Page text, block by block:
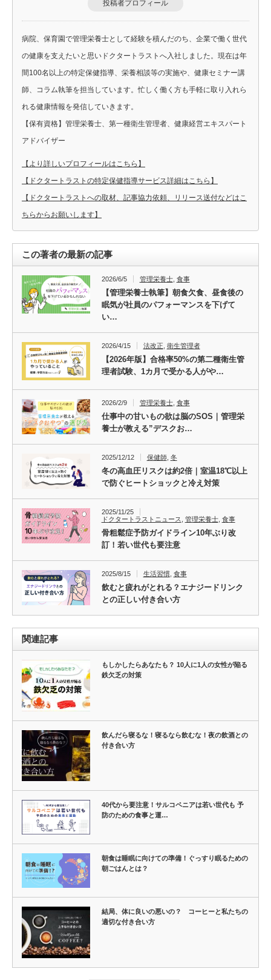
投稿者プロフィール
病院、保育園で管理栄養士として経験を積んだのち、企業で働く世代
の健康を支えたいと思いドクタートラストへ入社しました。現在は年
間100名以上の特定保健指導、栄養相談等の実施や、健康セミナー講
師、コラム執筆を担当しています。忙しく働く方も手軽に取り入れら
れる健康情報を発信していきます。
【保有資格】管理栄養士、第一種衛生管理者、健康経営エキスパート
アドバイザー
【より詳しいプロフィールはこちら】
【ドクタートラストの特定保健指導サービス詳細はこちら】
【ドクタートラストへの取材、記事協力依頼、リリース送付などはこ
ちらからお願いします】
この著者の最新の記事
2026/6/5 管理栄養士, 食事
【管理栄養士執筆】朝食欠食、昼食後の
眠気が社員のパフォーマンスを下げて
い…
2026/4/15 法改正 衛生管理者
【2026年版】合格率50%の第二種衛生管
理者試験、1カ月で受かる人がや…
2026/2/9 管理栄養士, 食事
仕事中の甘いもの欲は脳のSOS｜管理栄
養士が教える”デスクお…
2025/12/12 保健師, 冬
冬の高血圧リスクは約2倍｜室温18℃以上
で防ぐヒートショックと冷え対策
2025/11/25
ドクタートラストニュース, 管理栄養士, 食事
骨粗鬆症予防ガイドライン10年ぶり改
訂！若い世代も要注意
2025/8/15 生活習慣, 食事
飲むと疲れがとれる？エナジードリンク
との正しい付き合い方
関連記事
もしかしたらあなたも？ 10人に1人の女性が陥る
鉄欠乏の対策
飲んだら寝るな！寝るなら飲むな！夜の飲酒との
付き合い方
40代から要注意！サルコペニアは若い世代も 予
防のための食事と運…
朝食は睡眠に向けての準備！ぐっすり眠るための
朝ごはんとは？
結局、体に良いの悪いの？ コーヒーと私たちの
適切な付き合い方